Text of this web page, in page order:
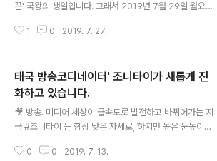
꼰' 국왕의 생일입니다. 그래서 2019년 7월 29일 월요일
고하시길 바랍니다. 또한, 고(故) 푸미폰 아둔야뎃 전 태국
일을 기념하여 다체로운 행사가 태국내에서 열립니다. 감
사합니다.
1 0 2019. 7. 27.
태국 방송코디네이터' 조니타이가 새롭게 진
화하고 있습니다.
🎥 방송. 미디어 세상이 급속도로 발전하고 바뀌어가는 지
금 #조니타이 는 항상 낮은 자세로, 하지만 높은 눈높이에
코디업무 지금 경험하실수 있습니다. 🙏 @조니정 2019/
0 0 2019. 7. 13.